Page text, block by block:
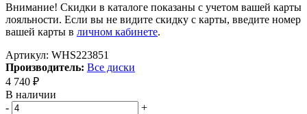
Внимание! Скидки в каталоге показаны с учетом вашей карты
лояльности. Если вы не видите скидку с карты, введите номер
вашей карты в личном кабинете.
Артикул: WHS223851
Производитель: Все диски
4 740 ₽
В наличии
-
+